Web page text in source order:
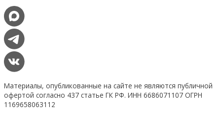
Материалы, опубликованные на сайте не являются публичной
офертой согласно 437 статье ГК РФ. ИНН 6686071107 ОГРН
1169658063112